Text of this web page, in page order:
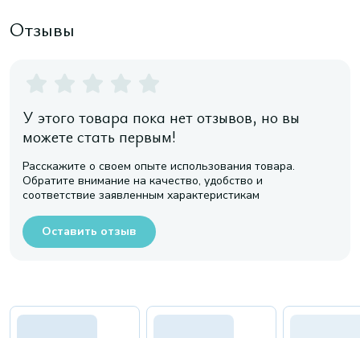
Отзывы
У этого товара пока нет отзывов, но вы
можете стать первым!
Расскажите о своем опыте использования товара.
Обратите внимание на качество, удобство и
соответствие заявленным характеристикам
Оставить отзыв